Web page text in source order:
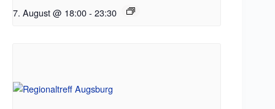
7. August @ 18:00- 23:30